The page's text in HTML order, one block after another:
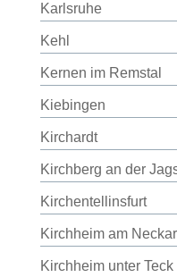
Karlsruhe
Kehl
Kernen im Remstal
Kiebingen
Kirchardt
Kirchberg an der
Kirchentellinsfurt
Kirchheim am Neckar
Kirchheim unter Teck